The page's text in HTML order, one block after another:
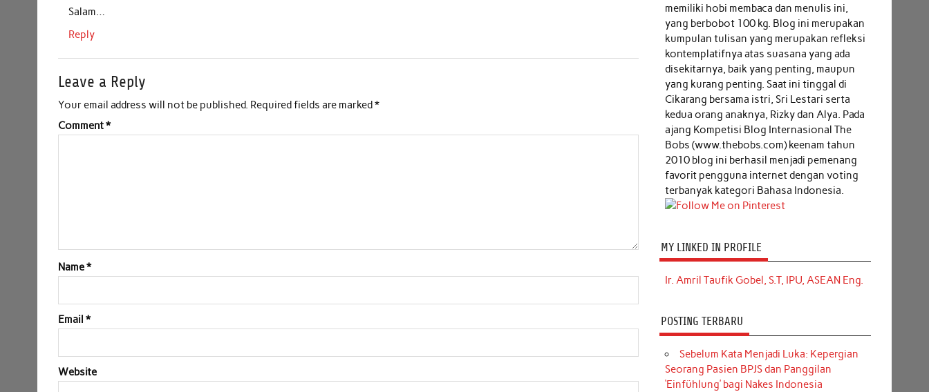
Salam…
Reply
Leave a Reply
Your email address will not be published. Required fields are marked*
Comment*
Name*
Email*
Website
memiliki hobi membaca dan menulis ini,
yang berbobot 100 kg. Blog ini merupakan
kumpulan tulisan yang merupakan refleksi
kontemplatifnya atas suasana yang ada
disekitarnya, baik yang penting, maupun
yang kurang penting. Saat ini tinggal di
Cikarang bersama istri, Sri Lestari serta
kedua orang anaknya, Rizky dan Alya. Pada
ajang Kompetisi Blog Internasional The
Bobs (www.thebobs.com) keenam tahun
2010 blog ini berhasil menjadi pemenang
favorit pengguna internet dengan voting
terbanyak kategori Bahasa Indonesia.
MY LINKED IN PROFILE
Ir. Amril Taufik Gobel, S.T, IPU, ASEAN Eng.
POSTING TERBARU
Sebelum Kata Menjadi Luka: Kepergian
Seorang Pasien BPJS dan Panggilan
‘Einfühlung’ bagi Nakes Indonesia